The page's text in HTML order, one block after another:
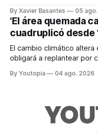
By Xavier Basantes 05
'El área quemada
cuadruplicó desde
El cambio climático
obligará a replantear por
By Youtopia 04 ago. 2026